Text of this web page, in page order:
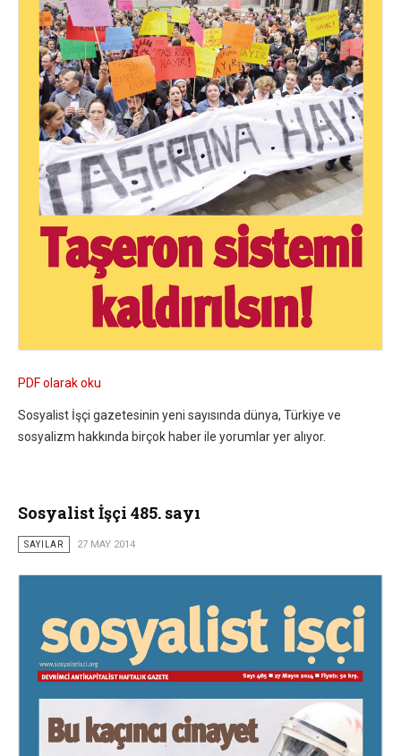
PDF olarak oku
Sosyalist İşçi gazetesinin yeni sayısında dünya, Türkiye ve
sosyalizm hakkında birçok haber ile yorumlar yer alıyor.
Sosyalist İşçi 485. sayı
SAYILAR 27 MAY 2014